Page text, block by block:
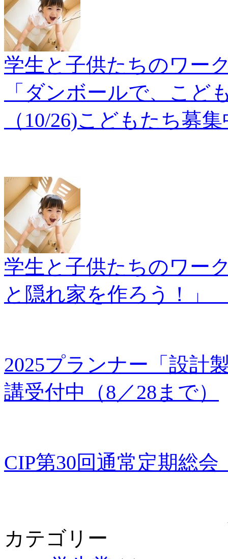
学生と子供
「ダンボールで、こど
（10/26)こどもたち募集
学生と子供たちのワー
と隠れ家を作ろう！」
2025プランナー「設計
講受付中（8／28まで）
CIP第30回通常定期総会
カテゴリー